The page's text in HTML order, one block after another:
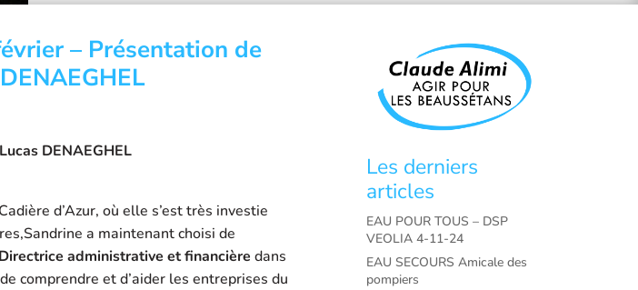
– Présentation de
DENAEGHEL
d’Azur, où elle s’est très investie
a maintenant choisi de
Directrice administrative et financière dans
comprendre et d’aider les entreprises du
Les derniers
articles
EAU POUR TOUS – DSP
VEOLIA 4-11-24
EAU SECOURS Amicale des
pompiers